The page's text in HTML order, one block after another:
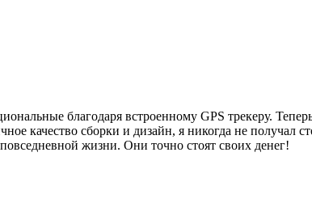
благодаря встроенному GPS трекеру.
качество сборки и дизайн, я никогда не получал
жизни. Они точно стоят своих денег!